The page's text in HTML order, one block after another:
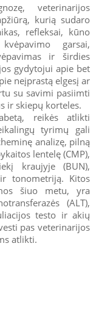
veterinarijos
kurią sudaro
refleksai, kūno
garsai,
ir širdies
gydytojui apie bet
neįprastą elgesį ar
su savimi pasiimti
ir skiepų korteles.
reikės atlikti
tyrimų gali
analizę, pilną
lentelę (CMP),
kraujyje (BUN),
tonometriją. Kitos
šiuo metu, yra
(ALT),
testo ir akių
pas veterinarijos
atlikti.